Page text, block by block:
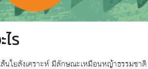
ร
นใยสังเคราะห์ มีลักษณะเหมือนหญ้าธรรมช